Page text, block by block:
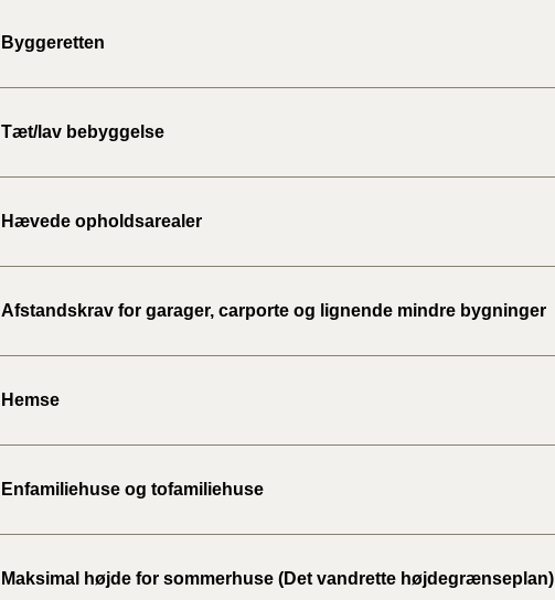
Byggeretten
Tæt/lav bebyggelse
Hævede opholdsarealer
Afstandskrav for garager, carporte og lignende mindre bygninger
Hemse
Enfamiliehuse og tofamiliehuse
Maksimal højde for sommerhuse (Det vandrette højdegrænseplan)